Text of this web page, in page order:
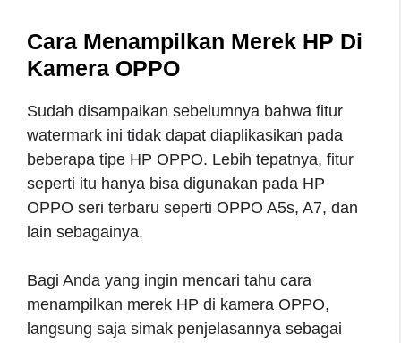
Cara Menampilkan Merek HP Di
Kamera OPPO
Sudah disampaikan sebelumnya bahwa fitur
watermark ini tidak dapat diaplikasikan pada
beberapa tipe HP OPPO. Lebih tepatnya, fitur
seperti itu hanya bisa digunakan pada HP
OPPO seri terbaru seperti OPPO A5s, A7, dan
lain sebagainya.
Bagi Anda yang ingin mencari tahu cara
menampilkan merek HP di kamera OPPO,
langsung saja simak penjelasannya sebagai